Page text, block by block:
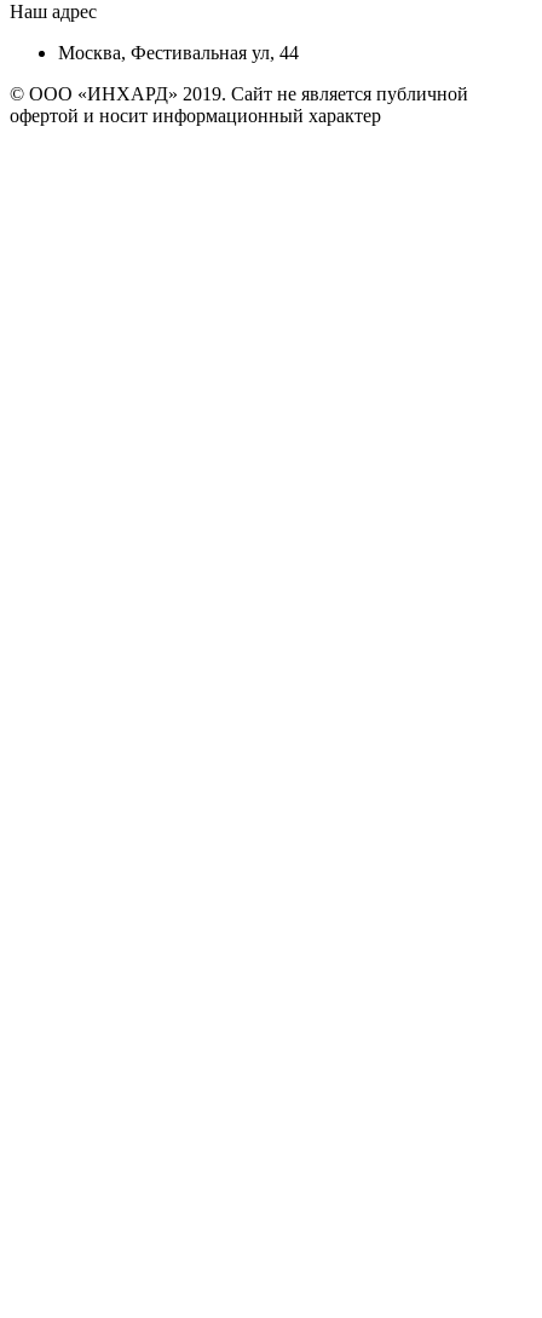
Наш адрес
Москва, Фестивальная ул, 44
© ООО «ИНХАРД» 2019. Сайт не является публичной
офертой и носит информационный характер